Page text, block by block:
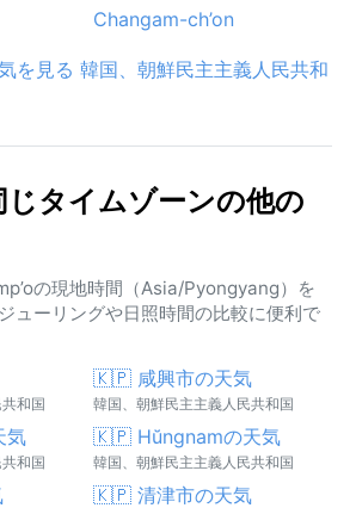
Changam-ch’on
を見る 韓国、朝鮮民主主義人民共和
じタイムゾーンの他の
の現地時間（Asia/Pyongyang）を
ューリングや日照時間の比較に便利で
和国
🇰🇵 咸興市の天気
韓国、朝鮮民主主義人民共和国
気
和国
🇰🇵 Hŭngnamの天気
韓国、朝鮮民主主義人民共和国
🇰🇵 清津市の天気